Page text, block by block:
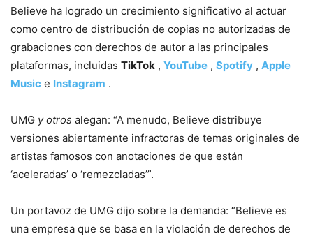
Believe ha logrado un crecimiento significativo al actuar
como centro de distribución de copias no autorizadas de
grabaciones con derechos de autor a las principales
plataformas, incluidas TikTok , YouTube , Spotify , Apple
Music e Instagram .
UMG y otros alegan: “A menudo, Believe distribuye
versiones abiertamente infractoras de temas originales de
artistas famosos con anotaciones de que están
‘aceleradas’ o ‘remezcladas’”.
Un portavoz de UMG dijo sobre la demanda: “Believe es
una empresa que se basa en la violación de derechos de